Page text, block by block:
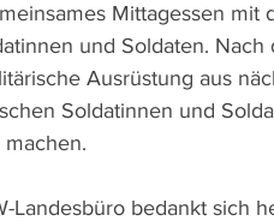
Mittagessen mit
und Soldaten.
Ausrüstung aus
Soldatinnen und
Landesbüro bedankt sich